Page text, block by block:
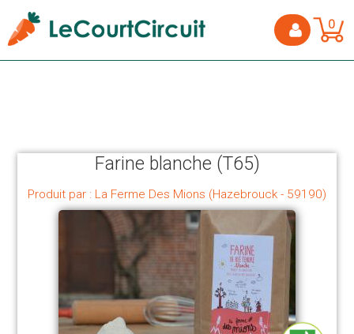
0
Farine blanche (T65)
Produit par : La Ferme Des Mions (Hazebrouck - 59190)